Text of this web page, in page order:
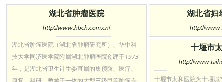
湖北省肿瘤医院
http://www.hbch.com.cn/
湖北省肿瘤医院（湖北省肿瘤研究所）、华中科
技大学同济医学院附属湖北肿瘤医院创建于1973
年，是湖北省卫生计生委直属的集预防、医疗、
康复、科研、教学于一体的大型三级甲等肿瘤专
湖北省妇
http://
十堰市
http://
十堰市太和医院为十堰城